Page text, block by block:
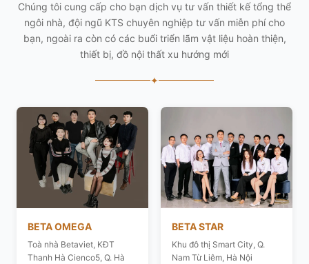
Chúng tôi cung cấp cho bạn dịch vụ tư vấn thiết kế tổng thể
ngôi nhà, đội ngũ KTS chuyên nghiệp tư vấn miễn phí cho
bạn, ngoài ra còn có các buổi triển lãm vật liệu hoàn thiện,
thiết bị, đồ nội thất xu hướng mới
✦
BETA OMEGA
Toà nhà Betaviet, KĐT
Thanh Hà Cienco5, Q. Hà
BETA STAR
Khu đô thị Smart City, Q.
Nam Từ Liêm, Hà Nội